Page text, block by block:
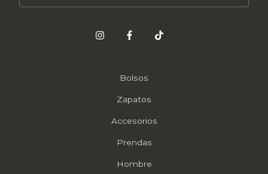
Bolsos
Zapatos
Accesorios
Prendas
Hombre